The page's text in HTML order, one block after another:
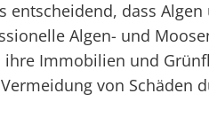
dass
Algen- und
Immobilien und
von Schäden